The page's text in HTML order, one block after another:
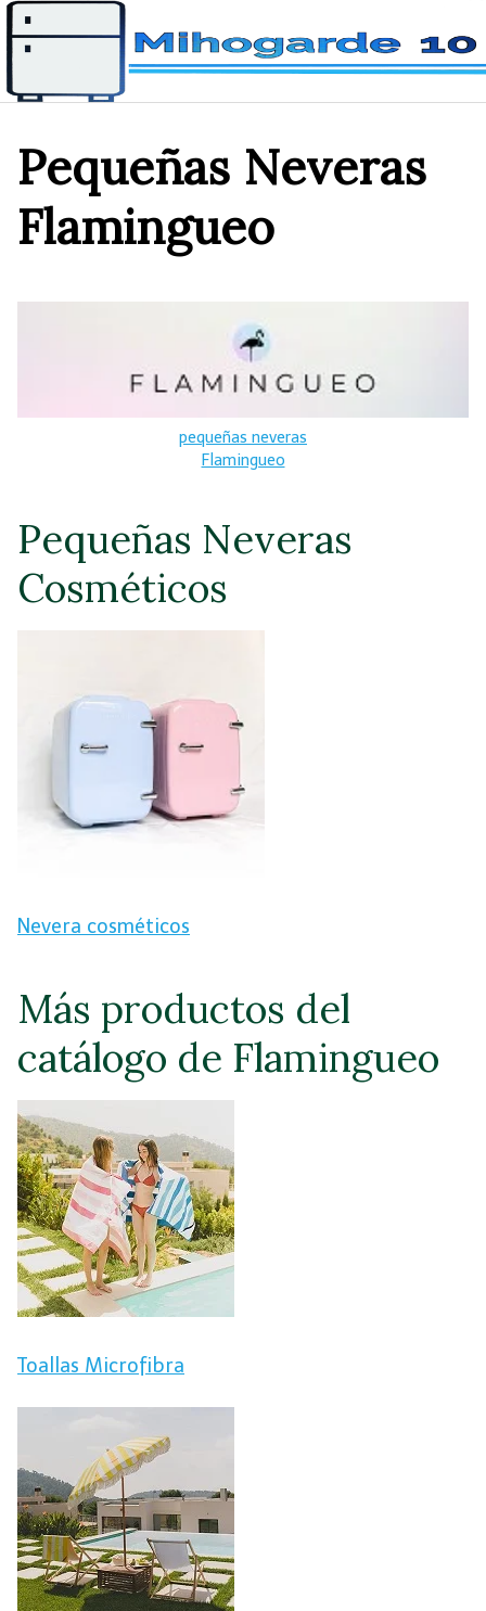
Saltar
al
contenido
Pequeñas Neveras
Flamingueo
pequeñas neveras
Flamingueo
Pequeñas Neveras
Cosméticos
Nevera cosméticos
Más productos del
catálogo de Flamingueo
Toallas Microfibra